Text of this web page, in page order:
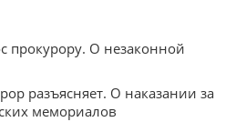
прокурору. О незаконной
разъясняет. О наказании за
мемориалов